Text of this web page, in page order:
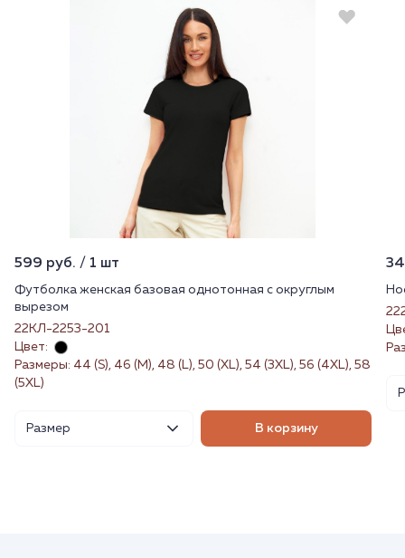
599 руб. / 1 шт
Футболка женская базовая однотонная с округлым
вырезом
22КЛ-2253-201
Цвет:
Размеры: 44 (S), 46 (M), 48 (L), 50 (XL), 54 (3XL), 56 (4XL), 58
(5XL)
Размер В корзину